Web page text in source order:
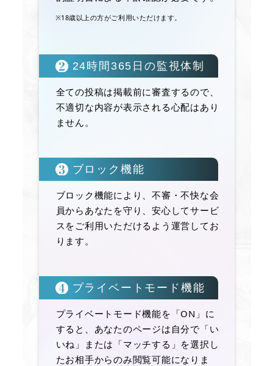
全ての投稿は掲載前に審査するので、
不適切な内容が表示される心配はあり
ません。
ブロック機能により、不審・不快な会
員からあなたを守り、安心してサービ
スをご利用いただけるよう運営してお
ります。
プライベートモード機能を「ON」に
すると、あなたのページは自分で「い
いね」または「マッチする」を選択し
たお相手からのみ閲覧可能になりま
24時間365日の監視体制
ブロック機能
プライベートモード機能
※18歳以上の方がご利用いただけます。